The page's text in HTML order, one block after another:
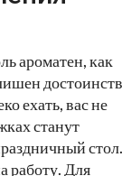
ароматен, как
ехать, вас не
станут
стол.
работу. Для